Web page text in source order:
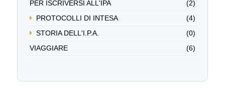
PER ISCRIVERSI ALL'IPA
(2)
PROTOCOLLI DI INTESA
(4)
STORIA DELL'I.P.A.
(0)
VIAGGIARE
(6)